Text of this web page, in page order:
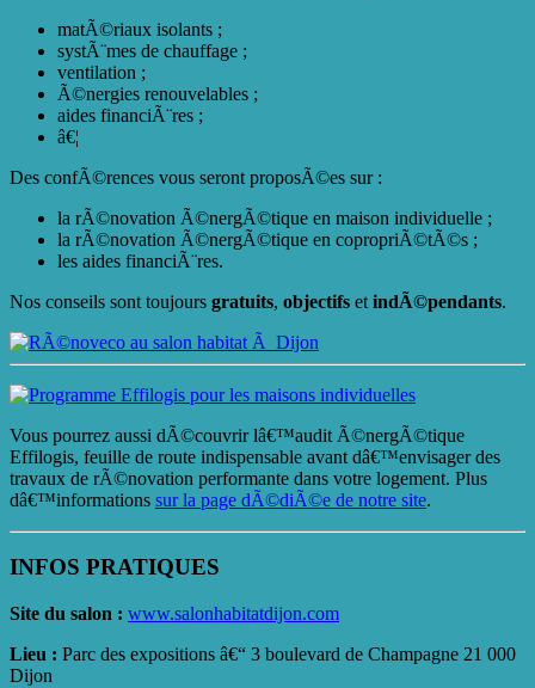
matÃ©riaux isolants ;
systÃ¨mes de chauffage ;
ventilation ;
Ã©nergies renouvelables ;
aides financiÃ¨res ;
â€¦
Des confÃ©rences vous seront proposÃ©es sur :
la rÃ©novation Ã©nergÃ©tique en maison individuelle ;
la rÃ©novation Ã©nergÃ©tique en copropriÃ©tÃ©s ;
les aides financiÃ¨res.
Nos conseils sont toujours gratuits, objectifs et indÃ©pendants.
Vous pourrez aussi dÃ©couvrir lâ€™audit Ã©nergÃ©tique
Effilogis, feuille de route indispensable avant dâ€™envisager des
travaux de rÃ©novation performante dans votre logement. Plus
dâ€™informations sur la page dÃ©diÃ©e de notre site.
INFOS PRATIQUES
Site du salon : www.salonhabitatdijon.com
Lieu : Parc des expositions â€“ 3 boulevard de Champagne 21 000
Dijon